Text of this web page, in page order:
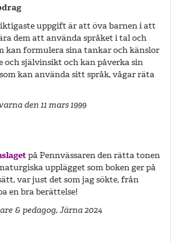
uppgift är att öva barnen i att
dem att använda språket i tal och
kan formulera sina tankar och känslor
självinsikt och kan påverka sin
kan använda sitt språk, vågar räta
den 11 mars 1999
på Pennvässaren den rätta tonen
upplägget som boken ger på
var just det som jag sökte, från
en bra berättelse!
& pedagog, Järna 2024